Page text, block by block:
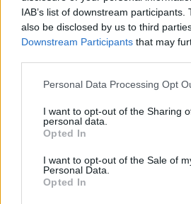
IAB’s list of downstream
also be disclosed by us to third
Downstream Participants that may
Personal Data Processing Opt
I want to opt-out of the Sharing
personal data.
Opted In
I want to opt-out of the Sale of
Personal Data.
Opted In